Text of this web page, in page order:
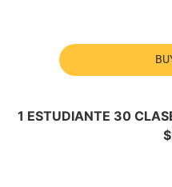
1 ESTUDIANTE 30